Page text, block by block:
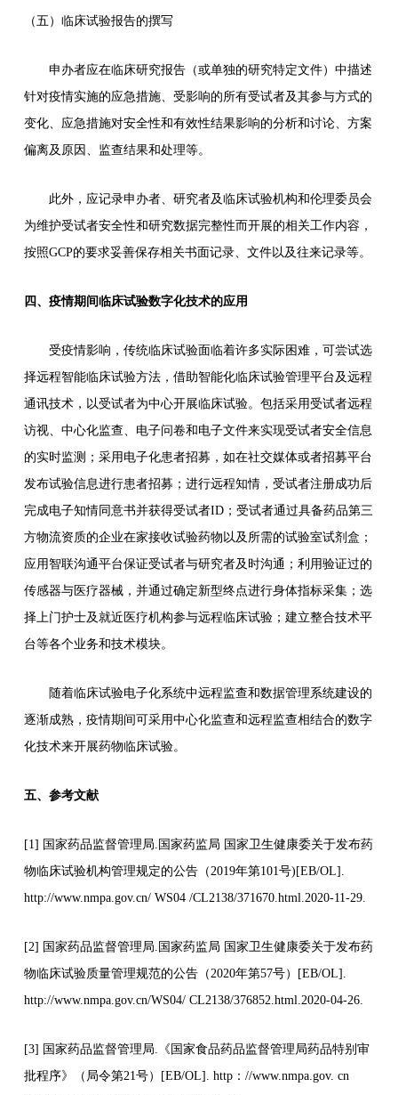
（五）临床试验报告的撰写
申办者应在临床研究报告（或单独的研究特定文件）中描述
针对疫情实施的应急措施、受影响的所有受试者及其参与方式的
变化、应急措施对安全性和有效性结果影响的分析和讨论、方案
偏离及原因、监查结果和处理等。
此外，应记录申办者、研究者及临床试验机构和伦理委员会
为维护受试者安全性和研究数据完整性而开展的相关工作内容，
按照GCP的要求妥善保存相关书面记录、文件以及往来记录等。
四、疫情期间临床试验数字化技术的应用
受疫情影响，传统临床试验面临着许多实际困难，可尝试选
择远程智能临床试验方法，借助智能化临床试验管理平台及远程
通讯技术，以受试者为中心开展临床试验。包括采用受试者远程
访视、中心化监查、电子问卷和电子文件来实现受试者安全信息
的实时监测；采用电子化患者招募，如在社交媒体或者招募平台
发布试验信息进行患者招募；进行远程知情，受试者注册成功后
完成电子知情同意书并获得受试者ID；受试者通过具备药品第三
方物流资质的企业在家接收试验药物以及所需的试验室试剂盒；
应用智联沟通平台保证受试者与研究者及时沟通；利用验证过的
传感器与医疗器械，并通过确定新型终点进行身体指标采集；选
择上门护士及就近医疗机构参与远程临床试验；建立整合技术平
台等各个业务和技术模块。
随着临床试验电子化系统中远程监查和数据管理系统建设的
逐渐成熟，疫情期间可采用中心化监查和远程监查相结合的数字
化技术来开展药物临床试验。
五、参考文献
[1] 国家药品监督管理局.国家药监局 国家卫生健康委关于发布药
物临床试验机构管理规定的公告（2019年第101号)[EB/OL].
http://www.nmpa.gov.cn/ WS04 /CL2138/371670.html.2020-11-29.
[2] 国家药品监督管理局.国家药监局 国家卫生健康委关于发布药
物临床试验质量管理规范的公告（2020年第57号）[EB/OL].
http://www.nmpa.gov.cn/WS04/ CL2138/376852.html.2020-04-26.
[3] 国家药品监督管理局.《国家食品药品监督管理局药品特别审
批程序》（局令第21号）[EB/OL]. http：//www.nmpa.gov. cn